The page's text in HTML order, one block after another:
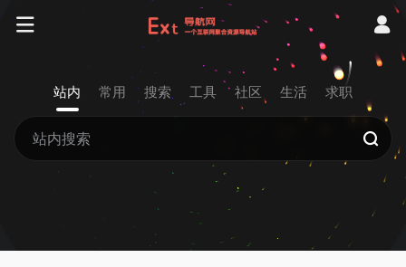
站内 常用 搜索 工具 社区 生活 求职